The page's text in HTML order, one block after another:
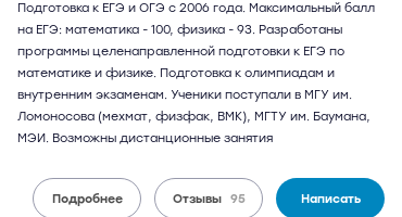
Подготовка к ЕГЭ и ОГЭ с 2006 года. Максимальный балл
на ЕГЭ: математика - 100, физика - 93. Разработаны
программы целенаправленной подготовки к ЕГЭ по
математике и физике. Подготовка к олимпиадам и
внутренним экзаменам. Ученики поступали в МГУ им.
Ломоносова (мехмат, физфак, ВМК), МГТУ им. Баумана,
МЭИ. Возможны дистанционные занятия
Подробнее Отзывы 95 Написать